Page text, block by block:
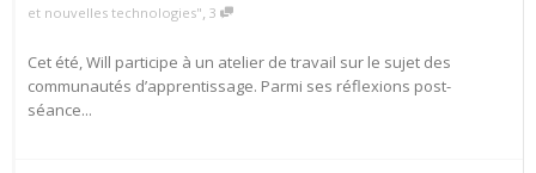
et nouvelles technologies", 3
Cet été, Will participe à un atelier de travail sur le sujet des
communautés d’apprentissage. Parmi ses réflexions post-
séance...